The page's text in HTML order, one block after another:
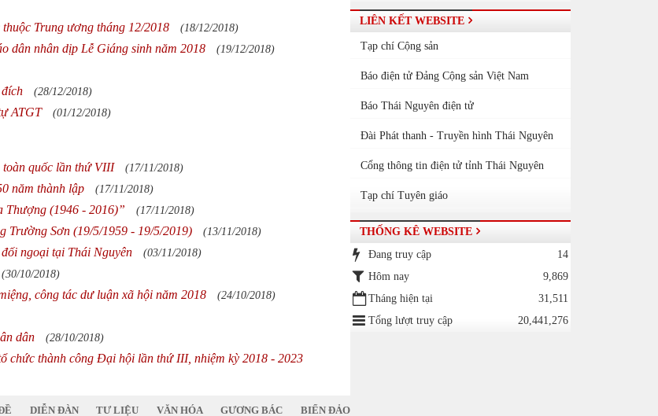
Trung ương tháng 12/2018 (18/12/2018)
dân nhân dịp Lễ Giáng sinh năm 2018 (19/12/2018)
(28/12/2018)
ATGT (01/12/2018)
toàn quốc lần thứ VIII (17/11/2018)
năm thành lập (17/11/2018)
Thượng (1946 - 2016)” (17/11/2018)
Trường Sơn (19/5/1959 - 19/5/2019) (13/11/2018)
ngoại tại Thái Nguyên (03/11/2018)
(30/10/2018)
công tác dư luận xã hội năm 2018 (24/10/2018)
dân (28/10/2018)
chức thành công Đại hội lần thứ III, nhiệm kỳ 2018 - 2023
LIÊN KẾT WEBSITE
Tạp chí Cộng sản
Báo điện tử Đảng Cộng sản Việt Nam
Báo Thái Nguyên điện tử
Đài Phát thanh - Truyền hình Thái Nguyên
Cổng thông tin điện tử tỉnh Thái Nguyên
Tạp chí Tuyên giáo
THỐNG KÊ WEBSITE
Đang truy cập
14
Hôm nay
9,869
Tháng hiện tại
31,511
Tổng lượt truy cập
20,441,276
DIỄN ĐÀN TƯ LIỆU VĂN HÓA GƯƠNG BÁC BIỂN ĐẢO